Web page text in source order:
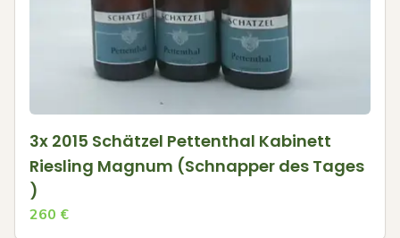
3x 2015 Schätzel Pettenthal Kabinett
Riesling Magnum (Schnapper des Tages
)
260 €